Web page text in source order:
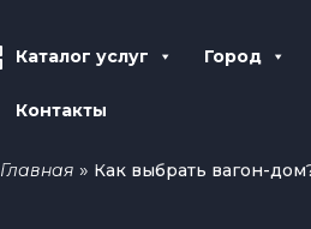
Каталог услуг Город
Контакты
Главная » Как выбрать вагон-